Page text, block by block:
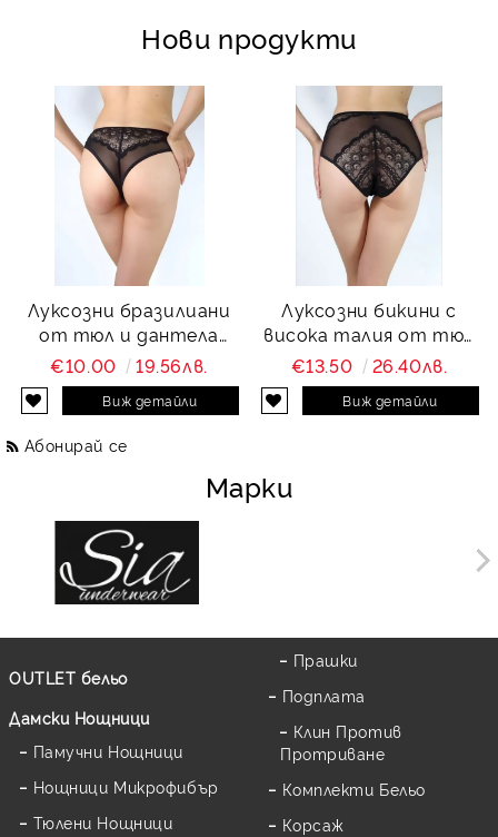
Нови продукти
Луксозни бразилиани
от тюл и дантела
Charity
€10.00 19.56лв.
Виж детайли
Луксозни бикини с
висока талия от тюл
и дантела Charity
€13.50 26.40лв.
Виж детайли
Абонирай се
Марки
OUTLET бельо
Дамски Нощници
Памучни Нощници
Нощници Микрофибър
Тюлени Нощници
Прашки
Подплата
Клин Против
Протриване
Комплекти Бельо
Корсаж